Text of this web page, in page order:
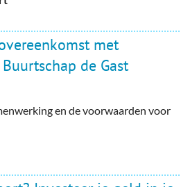
met
de Gast
en de voorwaarden voor